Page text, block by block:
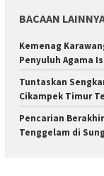
BACAAN
Kemenag
Penyuluh Agama
Tuntaskan
Cikampek Timur
Pencarian
Tenggelam di